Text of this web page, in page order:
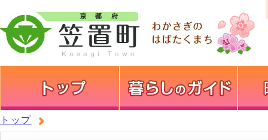
トップ